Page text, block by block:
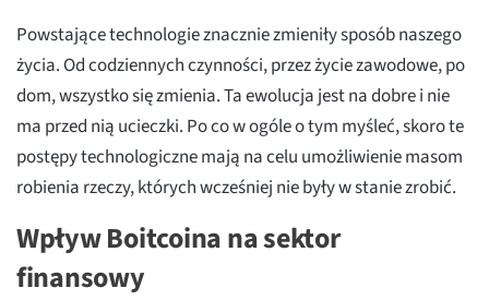
Powstające technologie znacznie zmieniły sposób naszego
życia. Od codziennych czynności, przez życie zawodowe, po
dom, wszystko się zmienia. Ta ewolucja jest na dobre i nie
ma przed nią ucieczki. Po co w ogóle o tym myśleć, skoro te
postępy technologiczne mają na celu umożliwienie masom
robienia rzeczy, których wcześniej nie były w stanie zrobić.
Wpływ Boitcoina na sektor
finansowy